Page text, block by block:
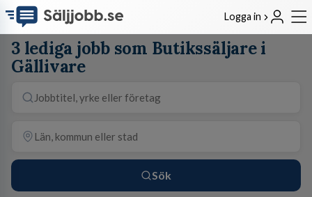
Logga in
3 lediga jobb som Butikssäljare i
Gällivare
Sök